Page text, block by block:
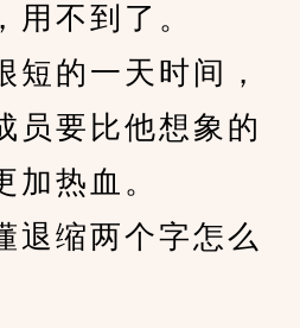
不到了。
的一天时间，
员要比他想象的
加热血。
缩两个字怎么